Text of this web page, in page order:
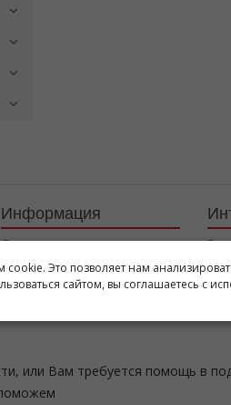
Информация
О компании
Соглашение
Контакты
или Вам требуется помощь в
cookie. Это позволяет нам
сайтом, вы соглашаетесь с